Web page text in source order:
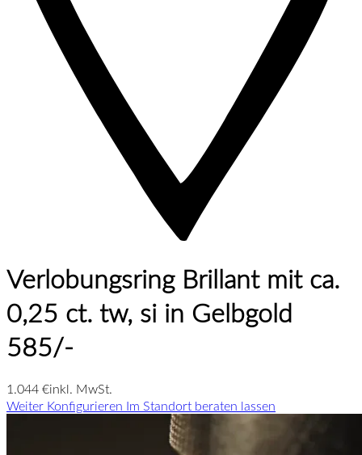
Verlobungsring Brillant mit ca.
0,25 ct. tw, si in Gelbgold
585/-
1.044 €inkl. MwSt.
Weiter Konfigurieren Im Standort beraten lassen